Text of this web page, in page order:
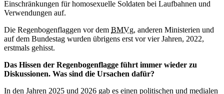
Einschränkungen für homosexuelle Soldaten bei Laufbahnen und
Verwendungen auf.
Die Regenbogenflaggen vor dem BMVg, anderen Ministerien und
auf dem Bundestag wurden übrigens erst vor vier Jahren, 2022,
erstmals gehisst.
Das Hissen der Regenbogenflagge führt immer wieder zu
Diskussionen. Was sind die Ursachen dafür?
In den Jahren 2025 und 2026 gab es einen politischen und medialen